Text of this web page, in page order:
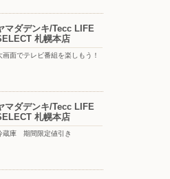
幌市豊平区月寒東1条12-1-1
マダデンキ/Tecc LIFE
札幌本店
画面でテレビ番組を楽しもう！
マダデンキ/Tecc LIFE
札幌本店
蔵庫 期間限定値引き